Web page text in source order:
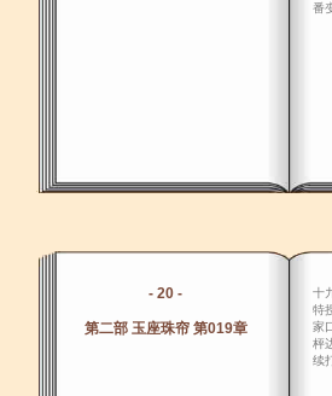
番
- 20 -
第二部 玉座珠帘 第019章
十
特
家
枰
续